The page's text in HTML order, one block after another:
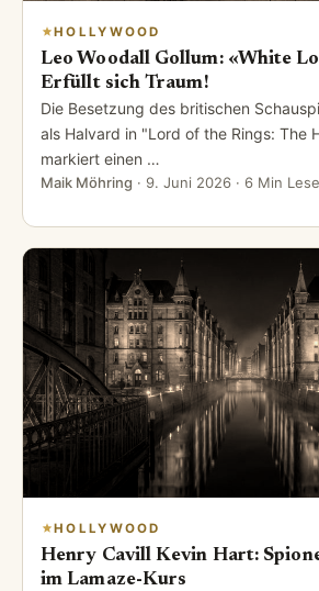
HOLLYWOOD
Leo Woodall Gollum: «White
Erfüllt sich Traum!
Die Besetzung des britischen
als Halvard in "Lord of the Rings: The
markiert einen …
Maik Möhring · 9. Juni 2026 · 6 Min
HOLLYWOOD
Henry Cavill Kevin Hart:
im Lamaze-Kurs